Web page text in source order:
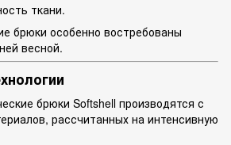
ткани.
брюки особенно востребованы
весной.
брюки Softshell производятся с
рассчитанных на интенсивную